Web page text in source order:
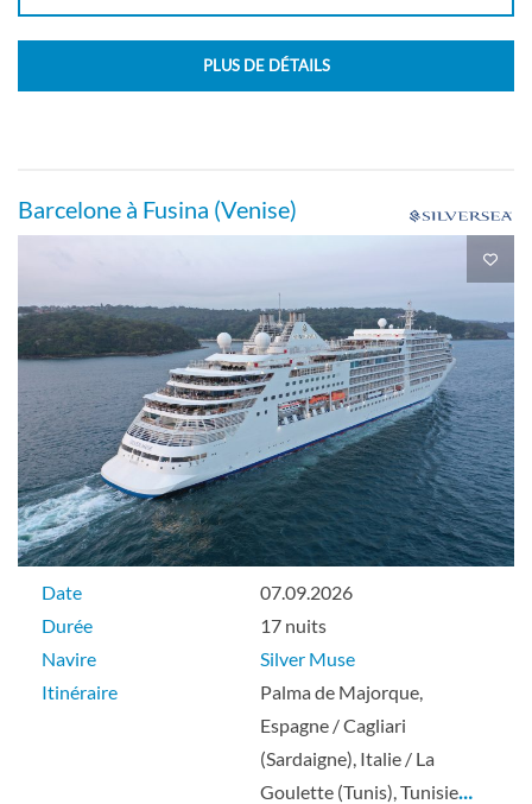
PLUS DE DÉTAILS
Barcelone à Fusina (Venise)
Date
07.09.2026
Durée
17 nuits
Navire
Silver Muse
Itinéraire
Palma de Majorque,
Espagne / Cagliari
(Sardaigne), Italie / La
Goulette (Tunis), Tunisie…